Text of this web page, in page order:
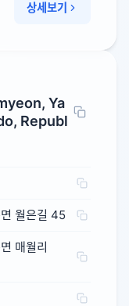
상세보기
Ya
Republ
월은길 45
매월리